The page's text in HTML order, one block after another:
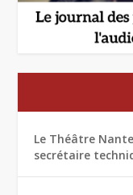
Le Théâtre
secrétaire